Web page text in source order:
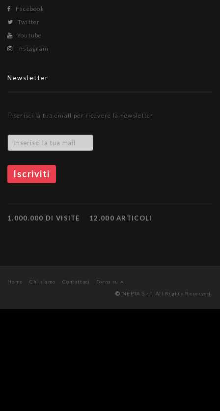
Facebook
Twitter
Youtube
Instagram
Newsletter
Inserisci la tua email per ricevere la newsletter
1.000.000 DI VISITE 12.000 ARTICOLI
Home Chi siamo Contattaci
Torna su
NEPTA S.r.l. All Rights Reserved.